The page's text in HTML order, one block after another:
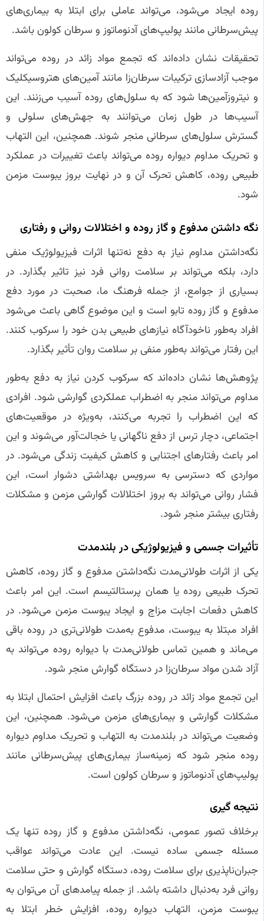
روده ایجاد می‌شود، می‌تواند عاملی برای ابتلا به بیماری‌های
پیش‌سرطانی مانند پولیپ‌های آدنوماتوز و سرطان کولون باشد.
تحقیقات نشان داده‌اند که تجمع مواد زائد در روده می‌تواند
موجب آزادسازی ترکیبات سرطان‌زا مانند آمین‌های هتروسیکلیک
و نیتروزآمین‌ها شود که به سلول‌های روده آسیب می‌زنند. این
آسیب‌ها در طول زمان می‌توانند به جهش‌های سلولی و
گسترش سلول‌های سرطانی منجر شوند. همچنین، این التهاب
و تحریک مداوم دیواره روده می‌تواند باعث تغییرات در عملکرد
طبیعی روده، کاهش تحرک آن و در نهایت بروز یبوست مزمن
شود.
نگه‌ داشتن مدفوع و گاز روده و اختلالات روانی و رفتاری
نگه‌داشتن مداوم نیاز به دفع نه‌تنها اثرات فیزیولوژیک منفی
دارد، بلکه می‌تواند بر سلامت روانی فرد نیز تاثیر بگذارد. در
بسیاری از جوامع، از جمله فرهنگ ما، صحبت در مورد دفع
مدفوع و گاز روده تابو است و این موضوع گاهی باعث می‌شود
افراد به‌طور ناخودآگاه نیازهای طبیعی بدن خود را سرکوب کنند.
این رفتار می‌تواند به‌طور منفی بر سلامت روان تأثیر بگذارد.
پژوهش‌ها نشان داده‌اند که سرکوب کردن نیاز به دفع به‌طور
مداوم می‌تواند منجر به اضطراب عملکردی گوارشی شود. افرادی
که این اضطراب را تجربه می‌کنند، به‌ویژه در موقعیت‌های
اجتماعی، دچار ترس از دفع ناگهانی یا خجالت‌آور می‌شوند و این
امر باعث رفتارهای اجتنابی و کاهش کیفیت زندگی می‌شود. در
مواردی که دسترسی به سرویس بهداشتی دشوار است، این
فشار روانی می‌تواند به بروز اختلالات گوارشی مزمن و مشکلات
رفتاری بیشتر منجر شود.
تأثیرات جسمی و فیزیولوژیکی در بلندمدت
یکی از اثرات طولانی‌مدت نگه‌داشتن مدفوع و گاز روده، کاهش
تحرک طبیعی روده یا همان پرستالتیسم است. این امر باعث
کاهش دفعات اجابت مزاج و ایجاد یبوست مزمن می‌شود. در
افراد مبتلا به یبوست، مدفوع به‌مدت طولانی‌تری در روده باقی
می‌ماند و همین تماس طولانی‌مدت با دیواره روده می‌تواند به
آزاد شدن مواد سرطان‌زا در دستگاه گوارش منجر شود.
این تجمع مواد زائد در روده بزرگ باعث افزایش احتمال ابتلا به
مشکلات گوارشی و بیماری‌های مزمن می‌شود. همچنین، این
وضعیت می‌تواند در بلندمدت به التهاب و تحریک مداوم دیواره
روده منجر شود که زمینه‌ساز بیماری‌های پیش‌سرطانی مانند
پولیپ‌های آدنوماتوز و سرطان کولون است.
نتیجه‌ گیری
برخلاف تصور عمومی، نگه‌داشتن مدفوع و گاز روده تنها یک
مسئله جسمی ساده نیست. این عادت می‌تواند عواقب
جبران‌ناپذیری برای سلامت روده، دستگاه گوارش و حتی سلامت
روانی فرد به‌دنبال داشته باشد. از جمله پیامدهای آن می‌توان به
یبوست مزمن، التهاب دیواره روده، افزایش خطر ابتلا به